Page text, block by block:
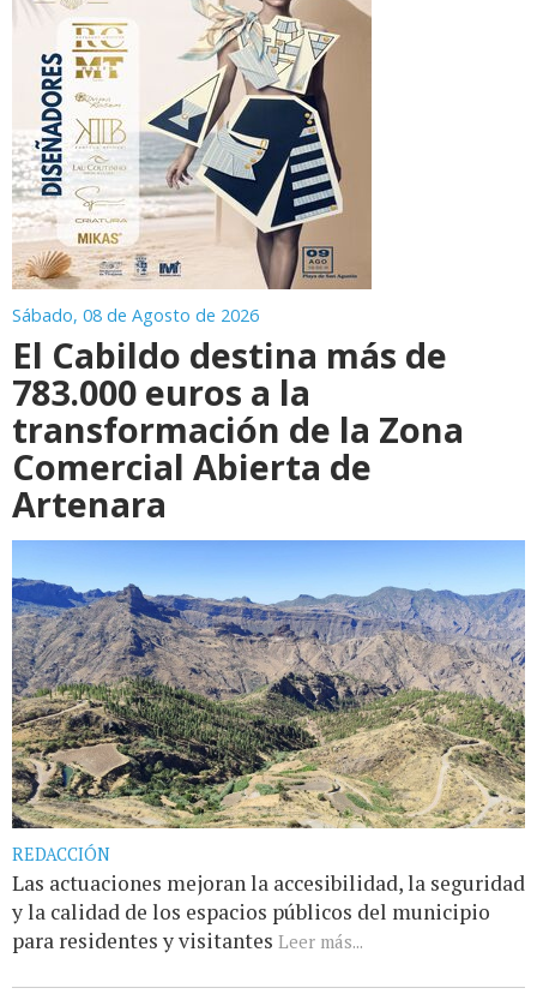
Sábado, 08 de Agosto de 2026
El Cabildo destina más de
783.000 euros a la
transformación de la Zona
Comercial Abierta de
Artenara
REDACCIÓN
Las actuaciones mejoran la accesibilidad, la seguridad
y la calidad de los espacios públicos del municipio
para residentes y visitantes Leer más...